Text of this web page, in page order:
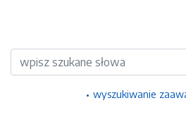
Wyszukiwarka
wyszukiwanie